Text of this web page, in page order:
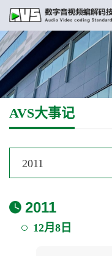
AVS大事记
2011
2011
12月8日